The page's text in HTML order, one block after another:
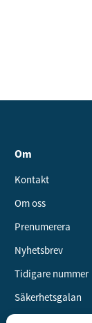
Om
Kontakt
Om oss
Prenumerera
Nyhetsbrev
Tidigare nummer
Säkerhetsgalan